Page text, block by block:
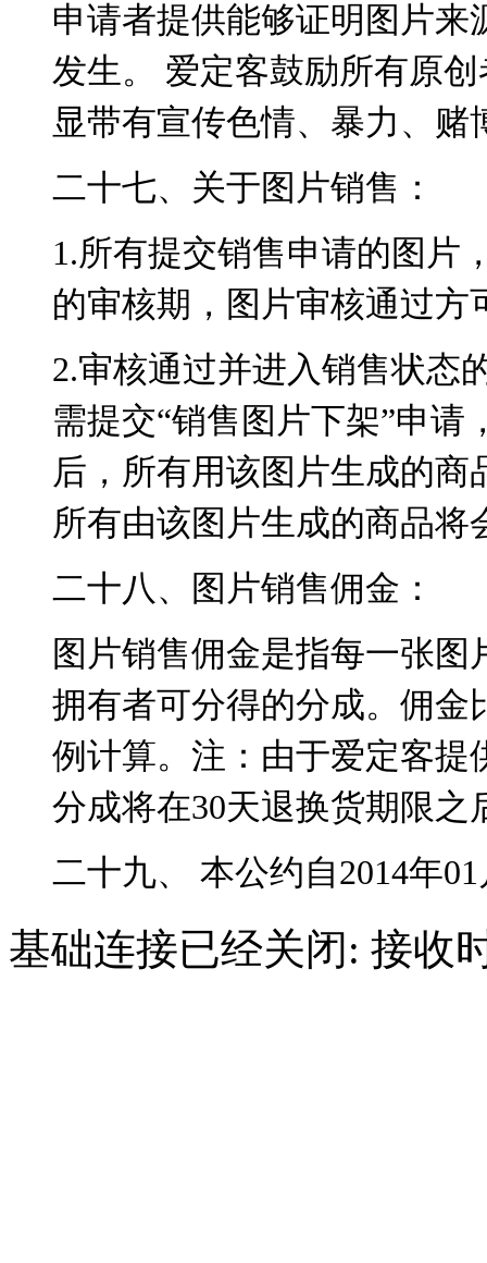
申请者提供能够证明图片
发生。 爱定客鼓励所有原
显带有宣传色情、暴力、
二十七、关于图片销售：
1.所有提交销售申请的图片
的审核期，图片审核通过方
2.审核通过并进入销售状态
需提交“销售图片下架”申
后，所有用该图片生成的商
所有由该图片生成的商品将
二十八、图片销售佣金：
图片销售佣金是指每一张
拥有者可分得的分成。佣金
例计算。注：由于爱定客提
分成将在30天退换货期限之
二十九、 本公约自2014年
基础连接已经关闭: 接收